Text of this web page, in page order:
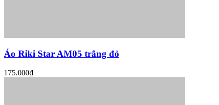
Áo Riki Star AM05 trắng đỏ
175.000₫